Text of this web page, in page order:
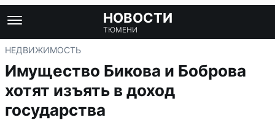
НОВОСТИ
ТЮМЕНИ
НЕДВИЖИМОСТЬ
Имущество Бикова и Боброва
хотят изъять в доход
государства